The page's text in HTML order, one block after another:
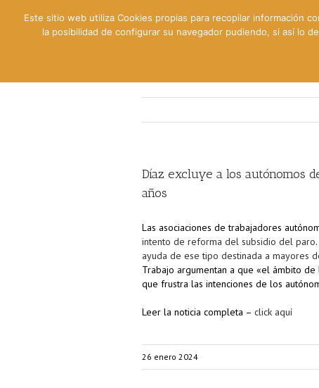
Díaz excluye a los autónomos
años
Las asociaciones de trabajadores
intento de reforma del subsidio del paro
ayuda de ese tipo destinada a mayores
Trabajo argumentan a que «el ámbito
que frustra las intenciones de los
Leer la noticia completa – click aquí
26 enero 2024
Este sitio web utiliza Cookies propias para recopilar información
la posibilidad de configurar su navegador pudiendo, si así lo